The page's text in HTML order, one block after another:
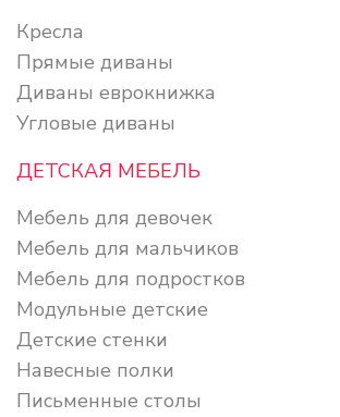
Кресла
Прямые диваны
Диваны еврокнижка
Угловые диваны
ДЕТСКАЯ МЕБЕЛЬ
Мебель для девочек
Мебель для мальчиков
Мебель для подростков
Модульные детские
Детские стенки
Навесные полки
Письменные столы